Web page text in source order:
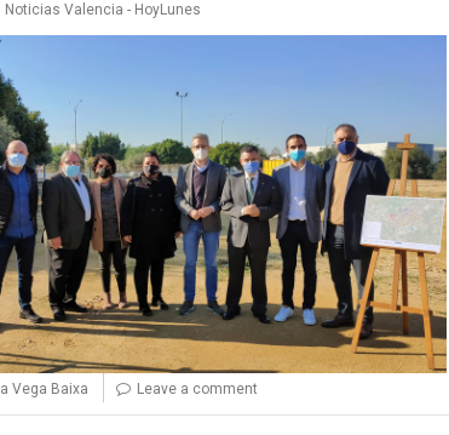
Noticias Valencia - HoyLunes
la Vega Baixa Leave a comment